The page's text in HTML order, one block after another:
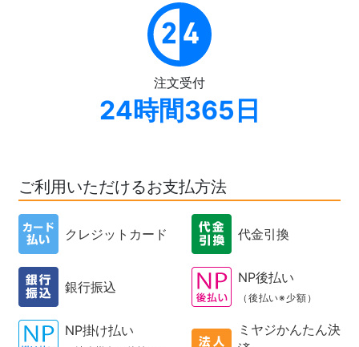
注文受付
24時間365日
ご利用いただけるお支払方法
クレジットカード 代金引換
銀行振込
NP後払い
（後払い※少額）
NP掛け払い
ミヤジかんたん決